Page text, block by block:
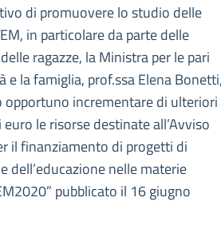
di promuovere lo studio delle
in particolare da parte delle
ragazze, la Ministra per le pari
e la famiglia, prof.ssa Elena Bonetti,
opportuno incrementare di ulteriori
le risorse destinate all’Avviso
il finanziamento di progetti di
dell’educazione nelle materie
pubblicato il 16 giugno